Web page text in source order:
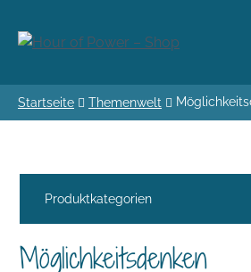
Startseite Themenwelt
Produktkategorien
Möglichkeitsdenken